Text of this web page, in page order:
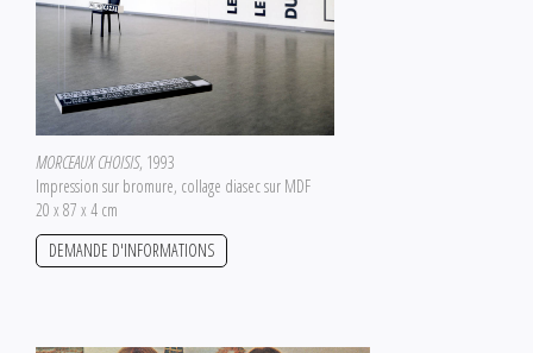
MORCEAUX CHOISIS, 1993
Impression sur bromure, collage diasec sur MDF
20 x 87 x 4 cm
DEMANDE D'INFORMATIONS